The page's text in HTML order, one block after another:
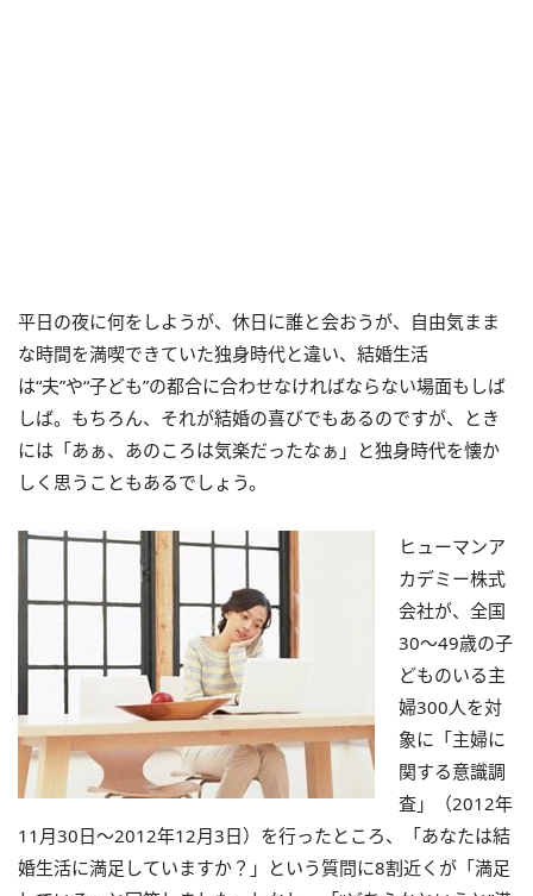
平日の夜に何をしようが、休日に誰と会おうが、自由気まま
な時間を満喫できていた独身時代と違い、結婚生活
は“夫”や“子ども”の都合に合わせなければならない場面もしば
しば。もちろん、それが結婚の喜びでもあるのですが、とき
には「あぁ、あのころは気楽だったなぁ」と独身時代を懐か
しく思うこともあるでしょう。
ヒューマンア
カデミー株式
会社が、全国
30～49歳の子
どものいる主
婦300人を対
象に「主婦に
関する意識調
査」（2012年
11月30日～2012年12月3日）を行ったところ、「あなたは結
婚生活に満足していますか？」という質問に8割近くが「満足